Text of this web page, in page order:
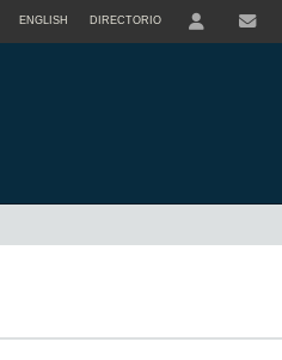
ENGLISH DIRECTORIO